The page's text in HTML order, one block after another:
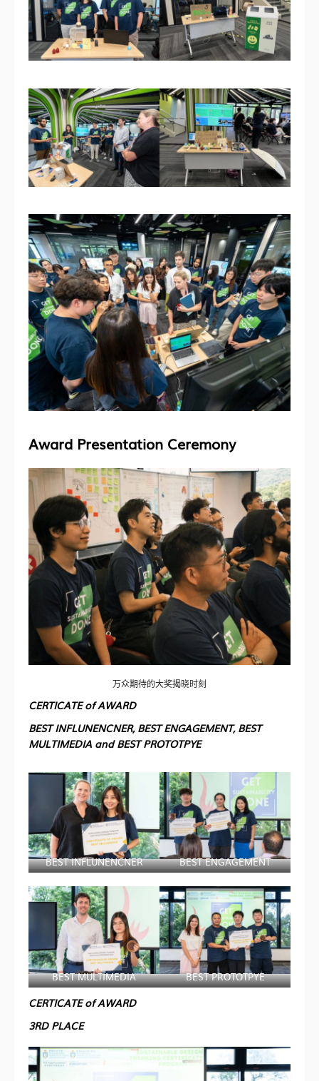
Award Presentation Ceremony
万众期待的大奖揭晓时刻
CERTICATE of AWARD
BEST INFLUNENCNER, BEST ENGAGEMENT, BEST
MULTIMEDIA andBEST PROTOTPYE
BEST INFLUNENCNER BEST ENGAGEMENT
BEST MULTIMEDIA BEST PROTOTPYE
CERTICATE of AWARD
3RD PLACE